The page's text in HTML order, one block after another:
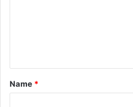
*
Name *